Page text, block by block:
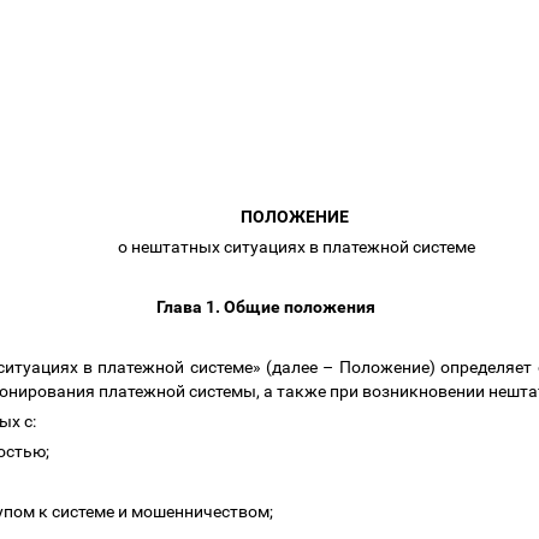
ПОЛОЖЕНИЕ
о нештатных ситуациях в платежной системе
Глава 1. Общие положения
в платежной системе» (далее – Положение)
платежной системы, а также при возникновении
с:
к системе и мошенничеством;